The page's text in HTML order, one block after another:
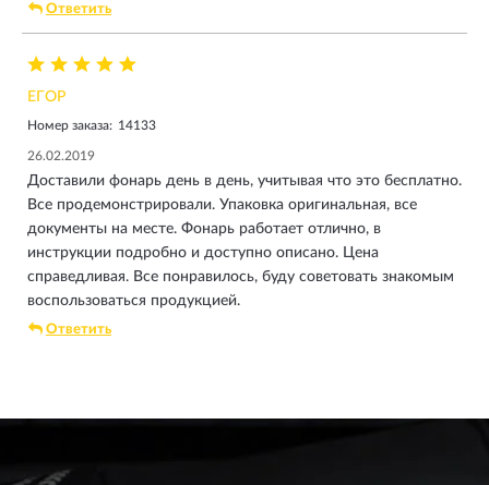
Ответить
ЕГОР
Номер заказа: 14133
26.02.2019
Доставили фонарь день в день, учитывая что это бесплатно.
Все продемонстрировали. Упаковка оригинальная, все
документы на месте. Фонарь работает отлично, в
инструкции подробно и доступно описано. Цена
справедливая. Все понравилось, буду советовать знакомым
воспользоваться продукцией.
Ответить